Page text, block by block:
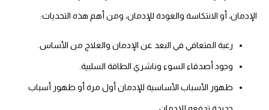
الإدمان، أو الانتكاسة والعودة للإدمان، ومن أهم هذه التحديات:
رغبة المتعافي في البعد عن الإدمان والعلاج من الأساس.
وجود أصدقاء السوء وناشري الطاقة السلبية.
ظهور الأسباب الأساسية للإدمان أول مرة أو ظهور أسباب